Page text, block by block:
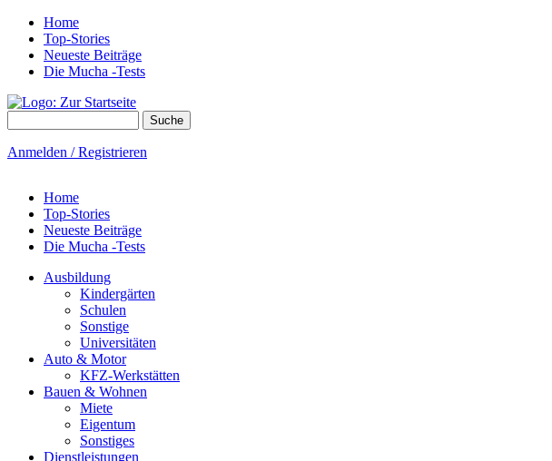
Home
Top-Stories
Neueste Beiträge
Die Mucha -Tests
Anmelden / Registrieren
Home
Top-Stories
Neueste Beiträge
Die Mucha -Tests
Ausbildung
Kindergärten
Schulen
Sonstige
Universitäten
Auto & Motor
KFZ-Werkstätten
Bauen & Wohnen
Miete
Eigentum
Sonstiges
Dienstleistungen